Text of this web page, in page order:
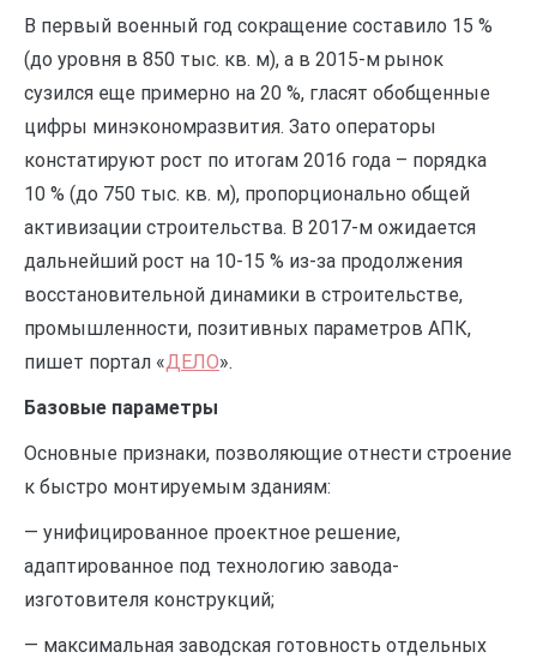
В первый военный год сокращение составило 15 %
(до уровня в 850 тыс. кв. м), а в 2015-м рынок
сузился еще примерно на 20 %, гласят обобщенные
цифры минэкономразвития. Зато операторы
констатируют рост по итогам 2016 года – порядка
10 % (до 750 тыс. кв. м), пропорционально общей
активизации строительства. В 2017-м ожидается
дальнейший рост на 10-15 % из-за продолжения
восстановительной динамики в строительстве,
промышленности, позитивных параметров АПК,
пишет портал «ДЕЛО».
Базовые параметры
Основные признаки, позволяющие отнести строение
к быстро монтируемым зданиям:
— унифицированное проектное решение,
адаптированное под технологию завода-
изготовителя конструкций;
— максимальная заводская готовность отдельных